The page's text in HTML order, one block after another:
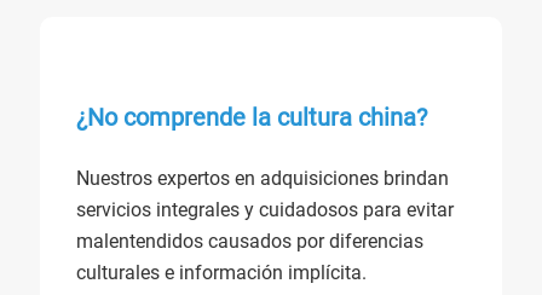
¿No comprende la cultura china?
Nuestros expertos en adquisiciones brindan
servicios integrales y cuidadosos para evitar
malentendidos causados por diferencias
culturales e información implícita.